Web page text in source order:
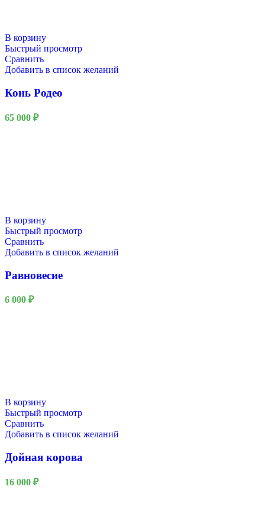
В корзину
Быстрый просмотр
Сравнить
Добавить в список желаний
Конь Родео
65 000 ₽
В корзину
Быстрый просмотр
Сравнить
Добавить в список желаний
Равновесие
6 000 ₽
В корзину
Быстрый просмотр
Сравнить
Добавить в список желаний
Дойная корова
16 000 ₽